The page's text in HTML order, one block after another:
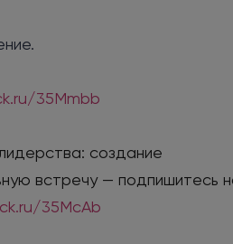
35Mmbb
создание
встречу — подпишитесь
35McAb